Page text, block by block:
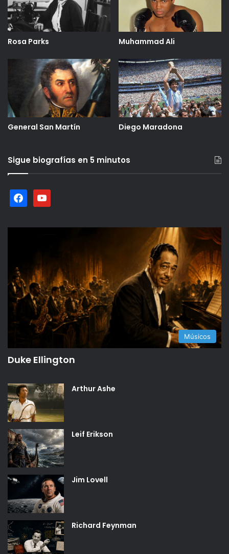
Rosa Parks Muhammad Ali
General San Martín Diego Maradona
Sigue biografías en 5 minutos
facebookyoutube
Músicos
Duke Ellington
Arthur Ashe
Leif Erikson
Jim Lovell
Richard Feynman